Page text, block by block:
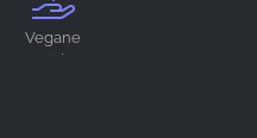
Vegane
Gerichte